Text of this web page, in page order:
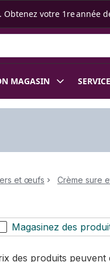
votre 1re année
MAGASIN
et œufs Crème sure
Magasinez des
des produits